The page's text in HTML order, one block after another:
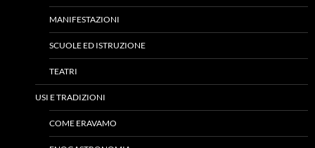
MANIFESTAZIONI
SCUOLE ED ISTRUZIONE
TEATRI
USI E TRADIZIONI
COME ERAVAMO